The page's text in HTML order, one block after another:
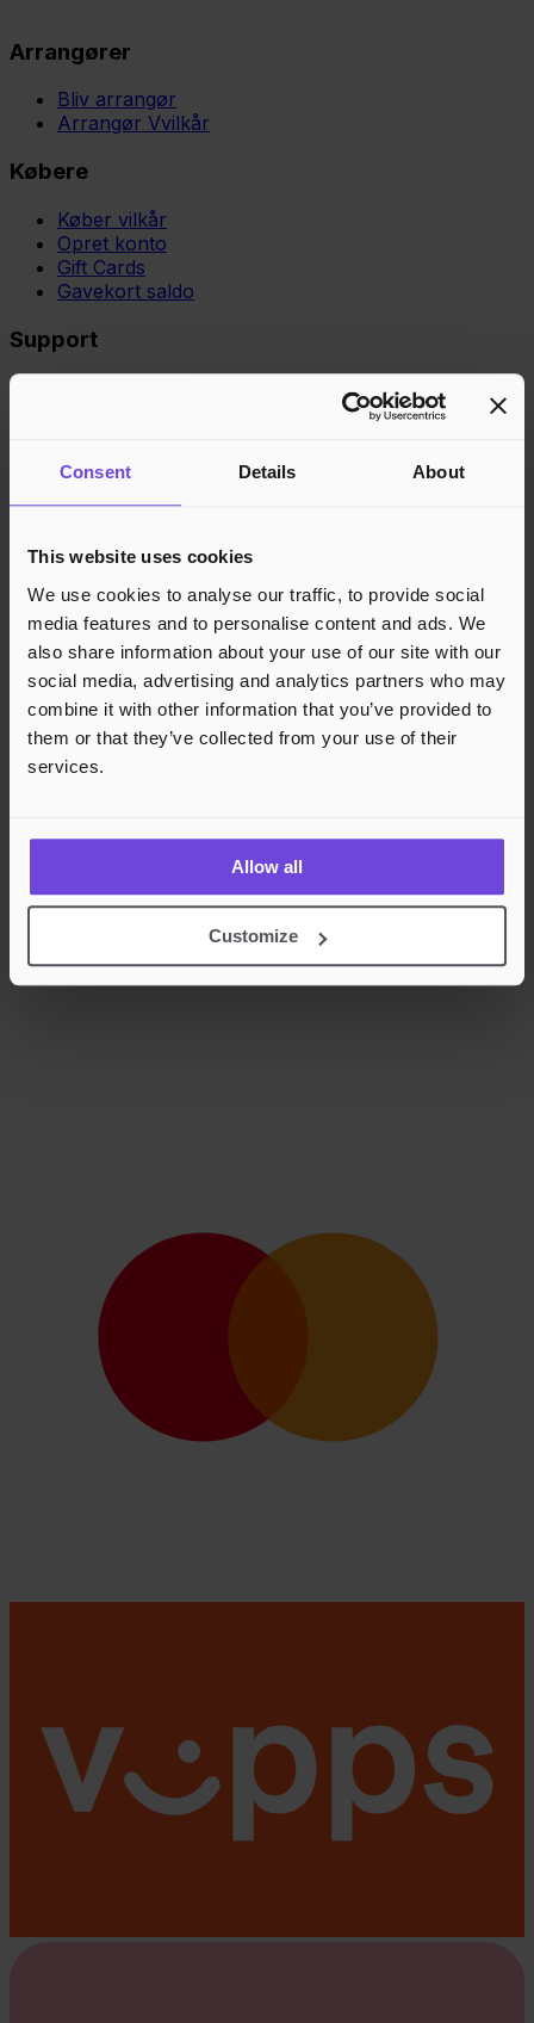
Consent Details About
This website uses cookies
We use cookies to analyse our traffic, to provide social
media features and to personalise content and ads. We
also share information about your use of our site with our
social media, advertising and analytics partners who may
combine it with other information that you’ve provided to
them or that they’ve collected from your use of their
services.
Allow all
Customize
Arrangører
Bliv arrangør
Arrangør Vvilkår
Købere
Køber vilkår
Opret konto
Gift Cards
Gavekort saldo
Support
Juridisk
Privatlivspolitik
Sprog Norsk English Dansk Svenska Deutsch Français
Accepterede betalingsmetoder
Hurtig og sikker betalingsbehandling